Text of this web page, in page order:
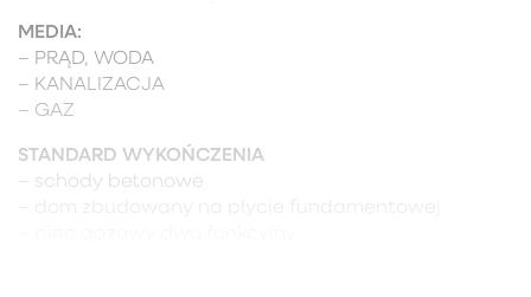
MEDIA:
– PRĄD, WODA
– KANALIZACJA
– GAZ
STANDARD WYKOŃCZENIA
– schody betonowe